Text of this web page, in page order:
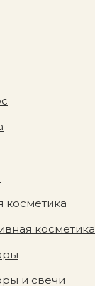
косметика
и свечи
косметика